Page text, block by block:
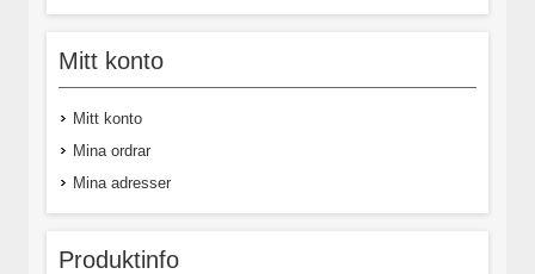
Mitt konto
Mitt konto
Mina ordrar
Mina adresser
Produktinfo